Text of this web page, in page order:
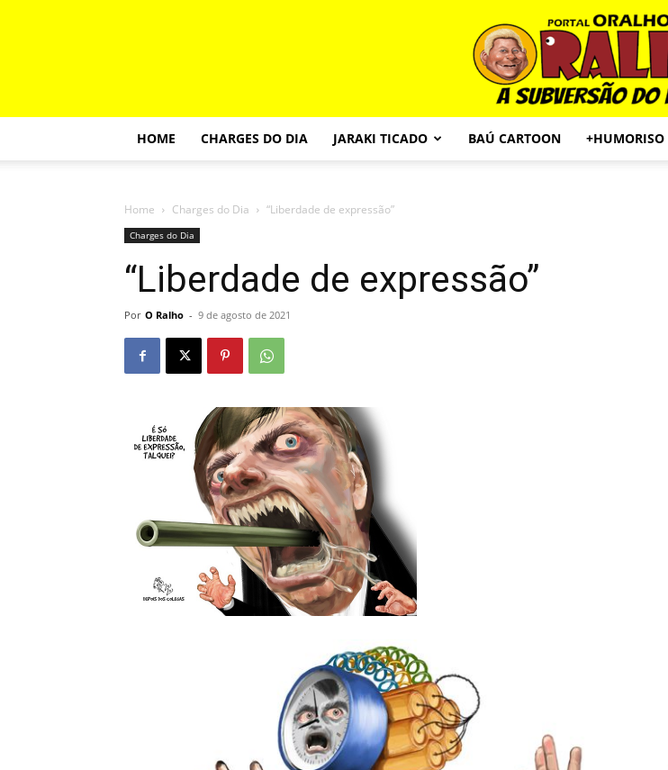
HOME CHARGES DO DIA JARAKI TICADO BAÚ CARTOON +HUMORISO
Home Charges do Dia “Liberdade de expressão”
Charges do Dia
“Liberdade de expressão”
Por O Ralho - 9 de agosto de 2021